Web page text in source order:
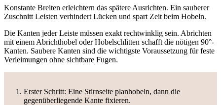
Konstante Breiten erleichtern das spätere Ausrichten. Ein sauberer
Zuschnitt Leisten verhindert Lücken und spart Zeit beim Hobeln.
Die Kanten jeder Leiste müssen exakt rechtwinklig sein. Abrichten
mit einem Abrichthobel oder Hobelschlitten schafft die nötigen 90°-
Kanten. Saubere Kanten sind die wichtigste Voraussetzung für feste
Verleimungen ohne sichtbare Fugen.
Erster Schritt: Eine Stirnseite planhobeln, dann die
gegenüberliegende Kante fixieren.